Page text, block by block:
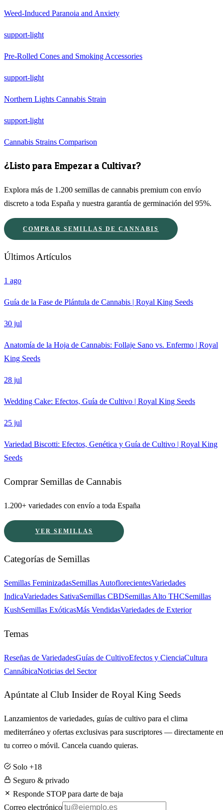
Weed-Induced Paranoia and Anxiety
support-light
Pre-Rolled Cones and Smoking Accessories
support-light
Northern Lights Cannabis Strain
support-light
Cannabis Strains Comparison
¿Listo para Empezar a Cultivar?
Explora más de 1.200 semillas de cannabis premium con envío
discreto a toda España y nuestra garantía de germinación del 95%.
COMPRAR SEMILLAS DE CANNABIS
Últimos Artículos
1 ago
Guía de la Fase de Plántula de Cannabis | Royal King Seeds
30 jul
Anatomía de la Hoja de Cannabis: Follaje Sano vs. Enfermo | Royal
King Seeds
28 jul
Wedding Cake: Efectos, Guía de Cultivo | Royal King Seeds
25 jul
Variedad Biscotti: Efectos, Genética y Guía de Cultivo | Royal King
Seeds
Comprar Semillas de Cannabis
1.200+ variedades con envío a toda España
VER SEMILLAS
Categorías de Semillas
Semillas FeminizadasSemillas AutoflorecientesVariedades
IndicaVariedades SativaSemillas CBDSemillas Alto THCSemillas
KushSemillas ExóticasMás VendidasVariedades de Exterior
Temas
Reseñas de VariedadesGuías de CultivoEfectos y CienciaCultura
CannábicaNoticias del Sector
Apúntate al Club Insider de Royal King Seeds
Lanzamientos de variedades, guías de cultivo para el clima
mediterráneo y ofertas exclusivas para suscriptores — directamente en
tu correo o móvil. Cancela cuando quieras.
Solo +18
Seguro & privado
Responde STOP para darte de baja
Correo electrónico